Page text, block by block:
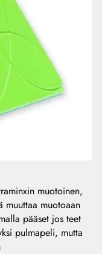
muotoinen,
muuttaa muotoaan
pääset jos teet
pulmapeli, mutta